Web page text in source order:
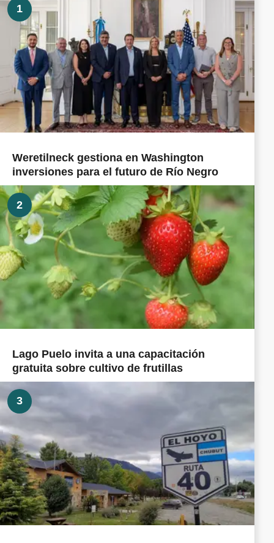
1
Weretilneck gestiona en Washington
inversiones para el futuro de Río Negro
2
Lago Puelo invita a una capacitación
gratuita sobre cultivo de frutillas
3